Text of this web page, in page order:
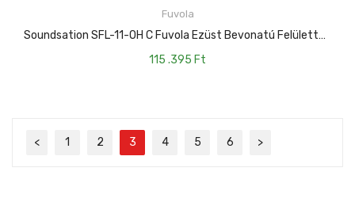
Fuvola
Soundsation SFL-11-OH C Fuvola Ezüst Bevonatú Felülettel, Nyitott Billentyûs
115 .395 Ft
KOSÁRBA TESZEM
< 1 2 3 4 5 6 >